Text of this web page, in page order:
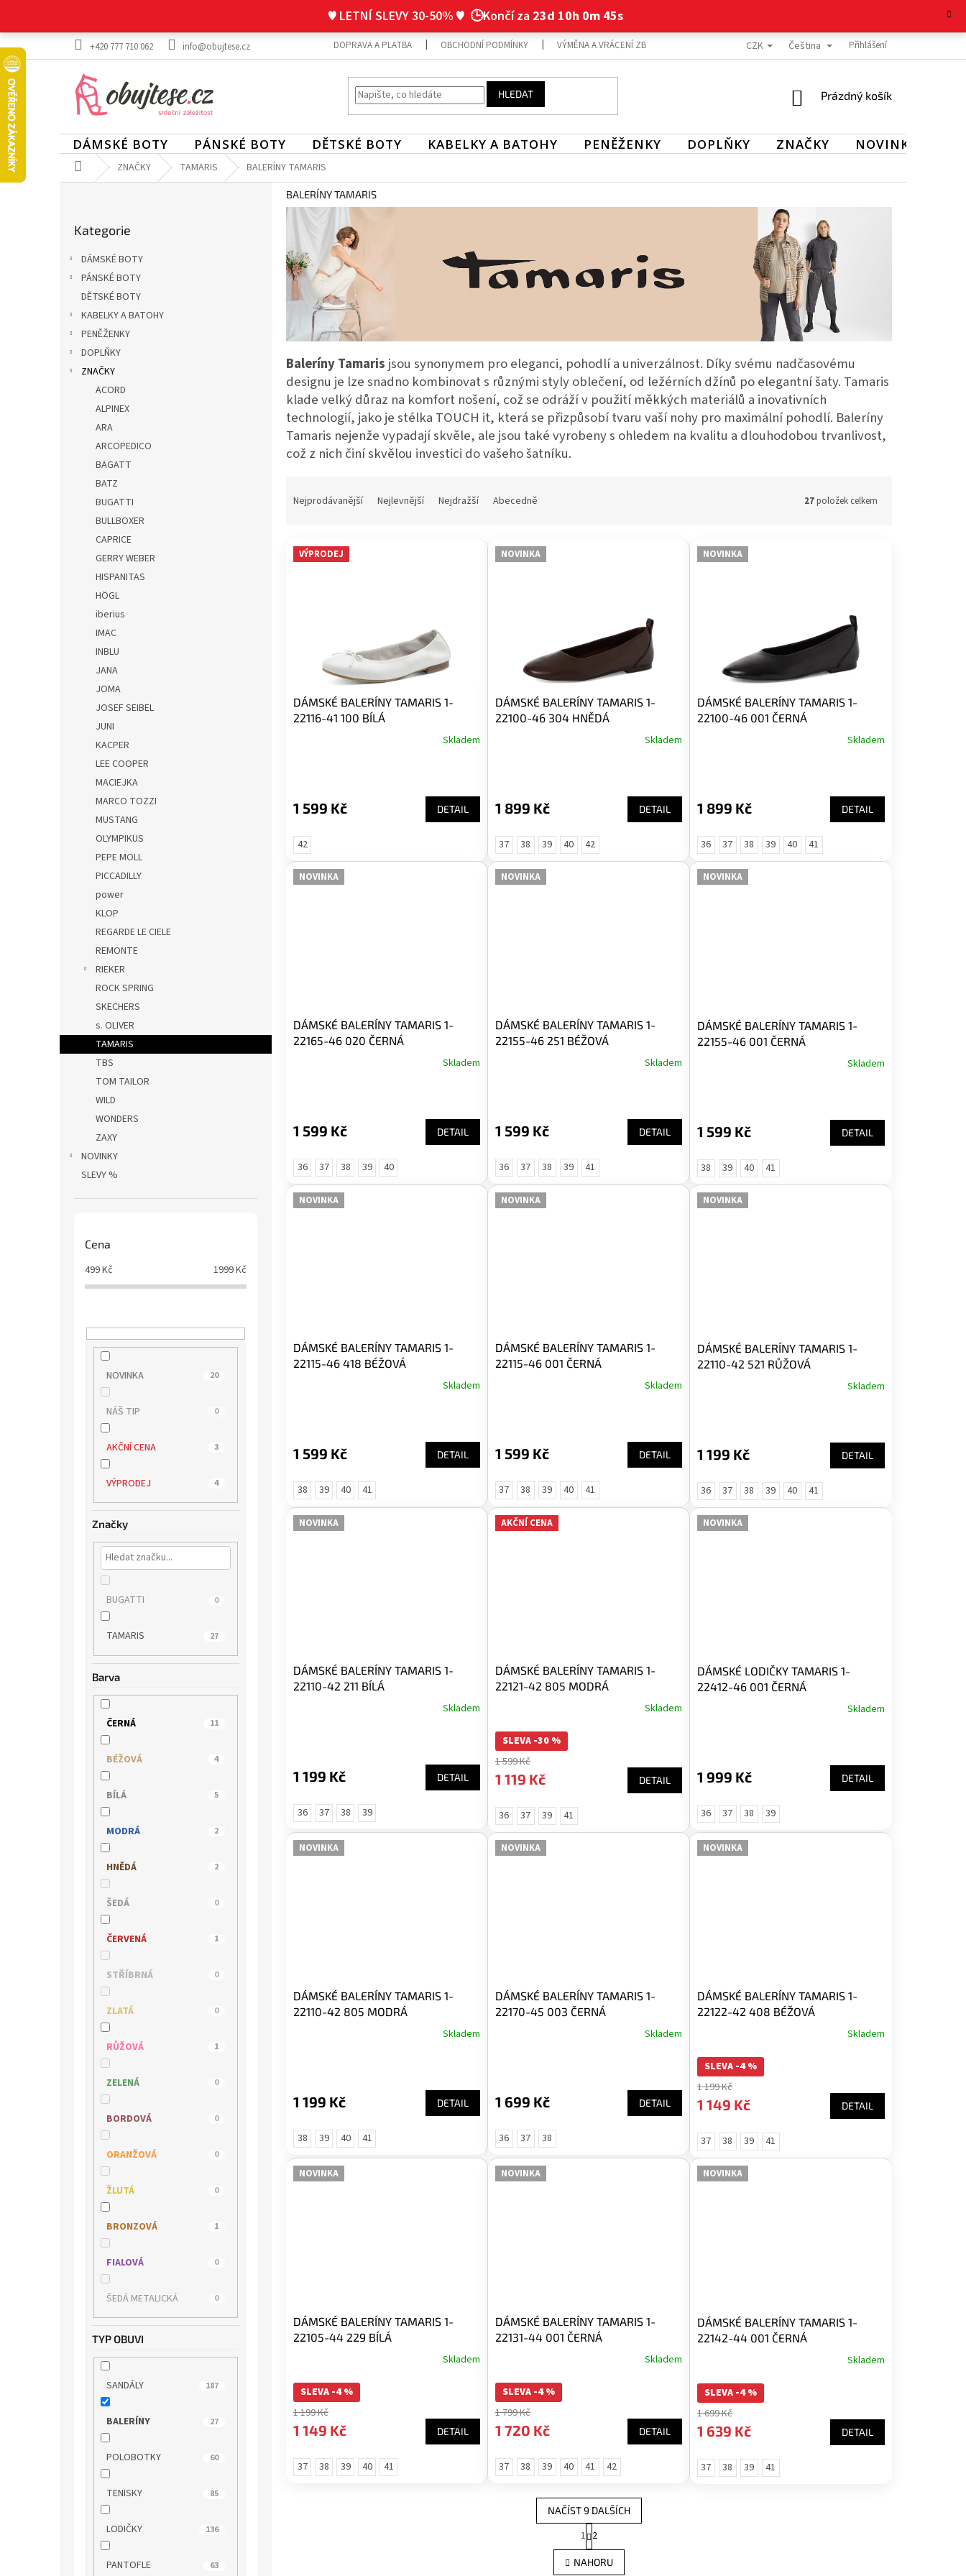
obsah
♥ LETNÍ SLEVY 30-50% ♥ 🕒Končí za 23d 10h 0m 45s
+420 777 710 062 info@obujtese.cz DOPRAVA A PLATBA OBCHODNÍ PODMÍNKY VÝMĚNA A VRÁCENÍ ZBOŽÍ REKLAMAČNÍ ŘÁD OCHRANA OSOBNÍCH ÚDAJŮ
CZK Čeština Přihlášení
HLEDAT
NÁKUPNÍ
Prázdný košík
DÁMSKÉ BOTY PÁNSKÉ BOTY DĚTSKÉ BOTY KABELKY A BATOHY PENĚŽENKY DOPLŇKY ZNAČKY NOVINKY
Domů ZNAČKY TAMARIS BALERÍNY TAMARIS
kategorie
Kategorie
DÁMSKÉ BOTY
PÁNSKÉ BOTY
DĚTSKÉ BOTY
KABELKY A BATOHY
PENĚŽENKY
DOPLŇKY
ZNAČKY
ACORD
ALPINEX
ARA
ARCOPEDICO
BAGATT
BATZ
BUGATTI
BULLBOXER
CAPRICE
GERRY WEBER
HISPANITAS
HÖGL
iberius
IMAC
INBLU
JANA
JOMA
JOSEF SEIBEL
JUNI
KACPER
LEE COOPER
MACIEJKA
MARCO TOZZI
MUSTANG
OLYMPIKUS
PEPE MOLL
PICCADILLY
power
KLOP
REGARDE LE CIELE
REMONTE
RIEKER
ROCK SPRING
SKECHERS
s. OLIVER
TAMARIS
TBS
TOM TAILOR
WILD
WONDERS
ZAXY
NOVINKY
SLEVY %
Cena
499Kč 1999Kč
NOVINKA 20
NÁŠ TIP 0
AKČNÍ CENA 3
VÝPRODEJ 4
Značky
BUGATTI 0
TAMARIS 27
Barva
ČERNÁ 11
BÉŽOVÁ 4
BÍLÁ 5
MODRÁ 2
HNĚDÁ 2
ŠEDÁ 0
ČERVENÁ 1
STŘÍBRNÁ 0
ZLATÁ 0
RŮŽOVÁ 1
ZELENÁ 0
BORDOVÁ 0
ORANŽOVÁ 0
ŽLUTÁ 0
BRONZOVÁ 1
FIALOVÁ 0
ŠEDÁ METALICKÁ 0
TYP OBUVI
SANDÁLY 187
BALERÍNY 27
POLOBOTKY 60
TENISKY 85
LODIČKY 136
PANTOFLE 63
BALERÍNY TAMARIS
Baleríny Tamaris jsou synonymem pro eleganci, pohodlí a univerzálnost. Díky svému nadčasovému
designu je lze snadno kombinovat s různými styly oblečení, od ležérních džínů po elegantní šaty. Tamaris
klade velký důraz na komfort nošení, což se odráží v použití měkkých materiálů a inovativních
technologií, jako je stélka TOUCH it, která se přizpůsobí tvaru vaší nohy pro maximální pohodlí. Baleríny
Tamaris nejenže vypadají skvěle, ale jsou také vyrobeny s ohledem na kvalitu a dlouhodobou trvanlivost,
což z nich činí skvělou investici do vašeho šatníku.
n
Nejprodávanější Nejlevnější Nejdražší Abecedně 27položek celkem
V VÝPRODEJ
DÁMSKÉ BALERÍNY TAMARIS 1-
22116-41 100 BÍLÁ
Skladem
1 599 Kč DETAIL
42
NOVINKA
DÁMSKÉ BALERÍNY TAMARIS 1-
22100-46 304 HNĚDÁ
Skladem
1 899 Kč DETAIL
37 38 39 40 42
NOVINKA
DÁMSKÉ BALERÍNY TAMARIS 1-
22100-46 001 ČERNÁ
Skladem
1 899 Kč DETAIL
36 37 38 39 40 41
NOVINKA
DÁMSKÉ BALERÍNY TAMARIS 1-
22165-46 020 ČERNÁ
Skladem
1 599 Kč DETAIL
36 37 38 39 40
NOVINKA
DÁMSKÉ BALERÍNY TAMARIS 1-
22155-46 251 BÉŽOVÁ
Skladem
1 599 Kč DETAIL
36 37 38 39 41
NOVINKA
DÁMSKÉ BALERÍNY TAMARIS 1-
22155-46 001 ČERNÁ
Skladem
1 599 Kč DETAIL
38 39 40 41
NOVINKA
DÁMSKÉ BALERÍNY TAMARIS 1-
22115-46 418 BÉŽOVÁ
Skladem
1 599 Kč DETAIL
38 39 40 41
NOVINKA
DÁMSKÉ BALERÍNY TAMARIS 1-
22115-46 001 ČERNÁ
Skladem
1 599 Kč DETAIL
37 38 39 40 41
NOVINKA
DÁMSKÉ BALERÍNY TAMARIS 1-
22110-42 521 RŮŽOVÁ
Skladem
1 199 Kč DETAIL
36 37 38 39 40 41
NOVINKA
DÁMSKÉ BALERÍNY TAMARIS 1-
22110-42 211 BÍLÁ
Skladem
1 199 Kč DETAIL
36 37 38 39
AKČNÍ CENA
DÁMSKÉ BALERÍNY TAMARIS 1-
22121-42 805 MODRÁ
Skladem
SLEVA -30 %
1 599 Kč
1 119 Kč DETAIL
36 37 39 41
NOVINKA
DÁMSKÉ LODIČKY TAMARIS 1-
22412-46 001 ČERNÁ
Skladem
1 999 Kč DETAIL
36 37 38 39
NOVINKA
DÁMSKÉ BALERÍNY TAMARIS 1-
22110-42 805 MODRÁ
Skladem
1 199 Kč DETAIL
38 39 40 41
NOVINKA
DÁMSKÉ BALERÍNY TAMARIS 1-
22170-45 003 ČERNÁ
Skladem
1 699 Kč DETAIL
36 37 38
NOVINKA
DÁMSKÉ BALERÍNY TAMARIS 1-
22122-42 408 BÉŽOVÁ
Skladem
SLEVA -4 %
1 199 Kč
1 149 Kč DETAIL
37 38 39 41
NOVINKA
DÁMSKÉ BALERÍNY TAMARIS 1-
22105-44 229 BÍLÁ
Skladem
SLEVA -4 %
1 199 Kč
1 149 Kč DETAIL
37 38 39 40 41
NOVINKA
DÁMSKÉ BALERÍNY TAMARIS 1-
22131-44 001 ČERNÁ
Skladem
SLEVA -4 %
1 799 Kč
1 720 Kč DETAIL
37 38 39 40 41 42
NOVINKA
DÁMSKÉ BALERÍNY TAMARIS 1-
22142-44 001 ČERNÁ
Skladem
SLEVA -4 %
1 699 Kč
1 639 Kč DETAIL
37 38 39 41
O
v
l
NAČÍST 9 DALŠÍCH
S
t
r
á
1 2
NAHORU